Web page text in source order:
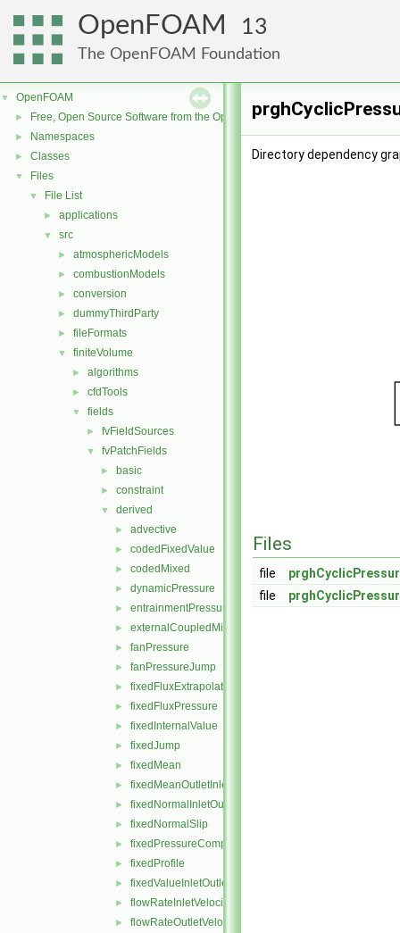
OpenFOAM 13
The OpenFOAM Foundation
▼ OpenFOAM
► Free, Open Source Software from the OpenFOAM Foundation
► Namespaces
► Classes
▼ Files
▼ File List
► applications
▼ src
► atmosphericModels
► combustionModels
► conversion
► dummyThirdParty
► fileFormats
▼ finiteVolume
► algorithms
► cfdTools
▼ fields
► fvFieldSources
▼ fvPatchFields
► basic
► constraint
▼ derived
► advective
► codedFixedValue
► codedMixed
► dynamicPressure
► entrainmentPressure
► externalCoupledMixed
► fanPressure
► fanPressureJump
► fixedFluxExtrapolatedPressure
► fixedFluxPressure
► fixedInternalValue
► fixedJump
► fixedMean
► fixedMeanOutletInlet
► fixedNormalInletOutletVelocity
► fixedNormalSlip
► fixedPressureCompressibleDensity
► fixedProfile
► fixedValueInletOutlet
► flowRateInletVelocity
► flowRateOutletVelocity
Directory dependency
Files
file
file